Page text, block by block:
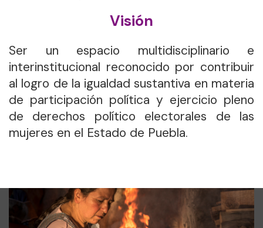
Visión
Ser un espacio multidisciplinario e
interinstitucional reconocido por contribuir
al logro de la igualdad sustantiva en materia
de participación política y ejercicio pleno
de derechos político electorales de las
mujeres en el Estado de Puebla.